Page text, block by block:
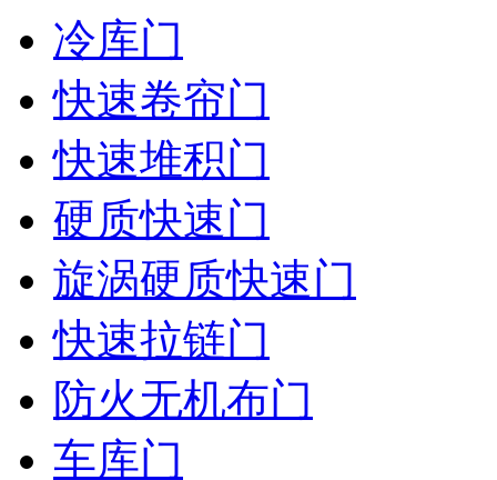
冷库门
快速卷帘门
快速堆积门
硬质快速门
旋涡硬质快速门
快速拉链门
防火无机布门
车库门